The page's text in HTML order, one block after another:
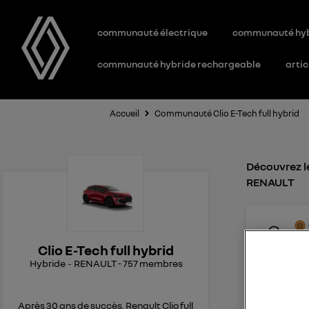
communauté électrique communauté
communauté hybride rechargeable
Accueil Communauté Clio E-Tech full hybrid
Clio E-Tech full hybrid
Hybride RENAULT-757membres
Après 30 ans de succès, Renault Clio full
Découvrez
RENAULT
Panne
moteur